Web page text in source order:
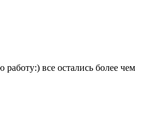
все остались более чем